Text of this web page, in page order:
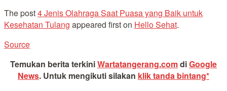
The post4 Jenis Olahraga Saat Puasa yang Baik untuk
Kesehatan Tulang appeared first on Hello Sehat.
Source
Temukan berita terkiniWartatangerang.comdiGoogle
News. Untuk mengikuti silakan klik tanda bintang*